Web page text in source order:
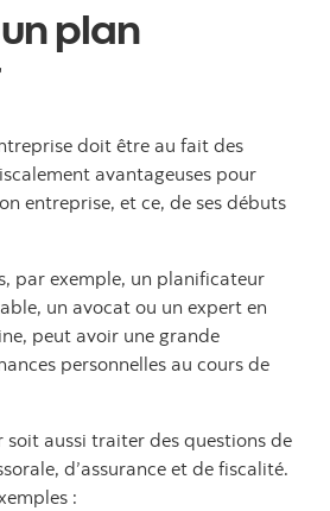
plan
doit être au fait des
avantageuses pour
entreprise, et ce, de ses débuts
par exemple, un planificateur
un avocat ou un expert en
peut avoir une grande
personnelles au cours de
aussi traiter des questions de
d’assurance et de fiscalité.
: